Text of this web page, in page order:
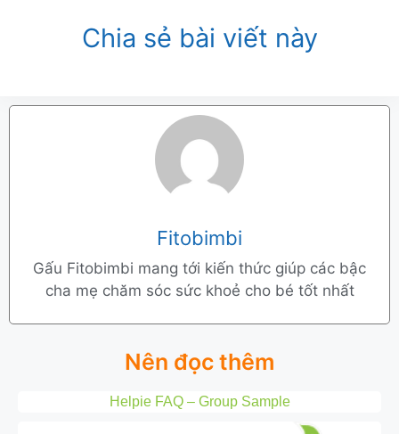
Chia sẻ bài viết này
Fitobimbi
Gấu Fitobimbi mang tới kiến thức giúp các bậc
cha mẹ chăm sóc sức khoẻ cho bé tốt nhất
Nên đọc thêm
Helpie FAQ – Group Sample